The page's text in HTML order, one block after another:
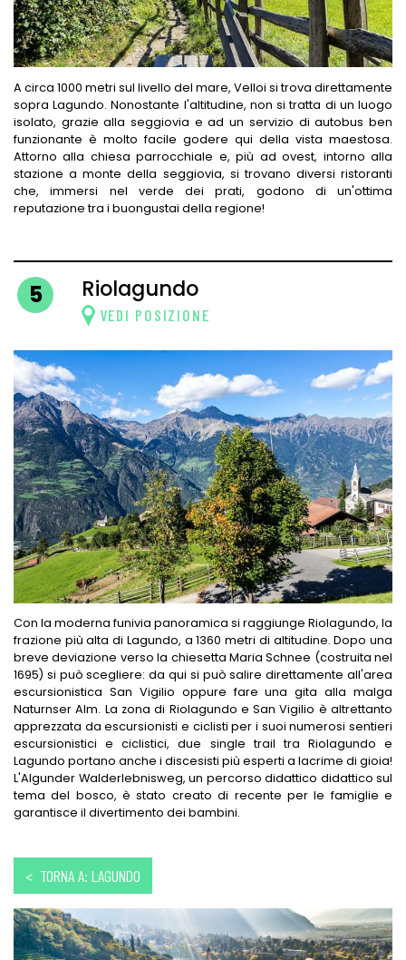
A circa 1000 metri sul livello del mare, Velloi si trova direttamente
sopra Lagundo. Nonostante l'altitudine, non si tratta di un luogo
isolato, grazie alla seggiovia e ad un servizio di autobus ben
funzionante è molto facile godere qui della vista maestosa.
Attorno alla chiesa parrocchiale e, più ad ovest, intorno alla
stazione a monte della seggiovia, si trovano diversi ristoranti
che, immersi nel verde dei prati, godono di un'ottima
reputazione tra i buongustai della regione!
5 Riolagundo
VEDI POSIZIONE
Con la moderna funivia panoramica si raggiunge Riolagundo, la
frazione più alta di Lagundo, a 1360 metri di altitudine. Dopo una
breve deviazione verso la chiesetta Maria Schnee (costruita nel
1695) si può scegliere: da qui si può salire direttamente all'area
escursionistica San Vigilio oppure fare una gita alla malga
Naturnser Alm. La zona di Riolagundo e San Vigilio è altrettanto
apprezzata da escursionisti e ciclisti per i suoi numerosi sentieri
escursionistici e ciclistici, due single trail tra Riolagundo e
Lagundo portano anche i discesisti più esperti a lacrime di gioia!
L'Algunder Walderlebnisweg, un percorso didattico didattico sul
tema del bosco, è stato creato di recente per le famiglie e
garantisce il divertimento dei bambini.
< TORNA A: LAGUNDO